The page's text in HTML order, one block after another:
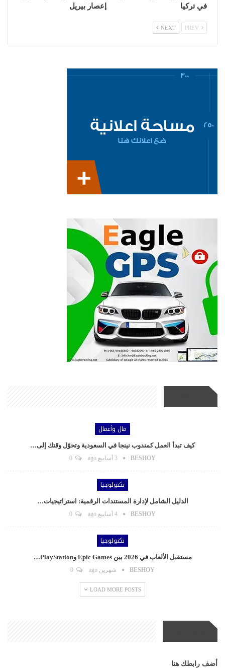
في تركيا
إعصار بيريل
NEXT
مال وأعمال
كيف تبدأ العمل كمندوب نينجا في السعودية وتحوّل وقتك إلى…
BESHOY 3 أسابيع ago
تكنولوجيا
الدليل الشامل لإدارة المستندات الرقمية: استراتيجيات…
BESHOY 4 أسابيع ago
تكنولوجيا
مستقبل الألعاب في 2026 بين Epic Games وPlayStation…
BESHOY شهرين ago
LOAD MORE POSTS
أضف رابطك هنا